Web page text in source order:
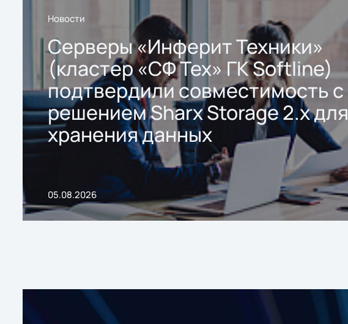
Новости
Серверы «Инферит Техники»
(кластер «СФ Тех» ГК Softline)
подтвердили совместимость с
решением Sharx Storage 2.x для
хранения данных
05.08.2026